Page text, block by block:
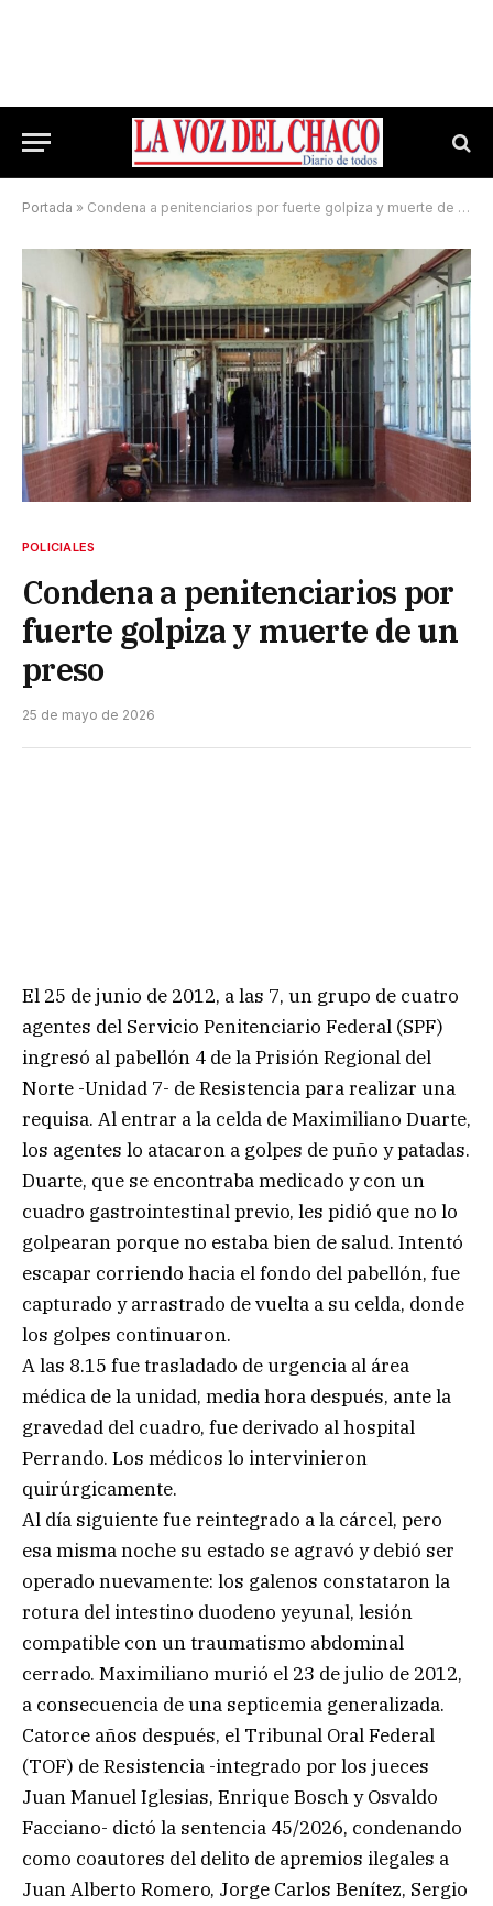
Portada » Condena a penitenciarios por fuerte golpiza y muerte de un preso
POLICIALES
Condena a penitenciarios por
fuerte golpiza y muerte de un
preso
25 de mayo de 2026
El 25 de junio de 2012, a las 7, un grupo de cuatro
agentes del Servicio Penitenciario Federal (SPF)
ingresó al pabellón 4 de la Prisión Regional del
Norte -Unidad 7- de Resistencia para realizar una
requisa. Al entrar a la celda de Maximiliano Duarte,
los agentes lo atacaron a golpes de puño y patadas.
Duarte, que se encontraba medicado y con un
cuadro gastrointestinal previo, les pidió que no lo
golpearan porque no estaba bien de salud. Intentó
escapar corriendo hacia el fondo del pabellón, fue
capturado y arrastrado de vuelta a su celda, donde
los golpes continuaron.
A las 8.15 fue trasladado de urgencia al área
médica de la unidad, media hora después, ante la
gravedad del cuadro, fue derivado al hospital
Perrando. Los médicos lo intervinieron
quirúrgicamente.
Al día siguiente fue reintegrado a la cárcel, pero
esa misma noche su estado se agravó y debió ser
operado nuevamente: los galenos constataron la
rotura del intestino duodeno yeyunal, lesión
compatible con un traumatismo abdominal
cerrado. Maximiliano murió el 23 de julio de 2012,
a consecuencia de una septicemia generalizada.
Catorce años después, el Tribunal Oral Federal
(TOF) de Resistencia -integrado por los jueces
Juan Manuel Iglesias, Enrique Bosch y Osvaldo
Facciano- dictó la sentencia 45/2026, condenando
como coautores del delito de apremios ilegales a
Juan Alberto Romero, Jorge Carlos Benítez, Sergio